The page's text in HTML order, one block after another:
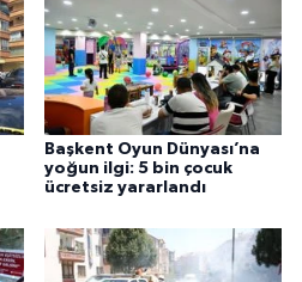
Başkent Oyun Dünyası’na
yoğun ilgi: 5 bin çocuk
ücretsiz yararlandı